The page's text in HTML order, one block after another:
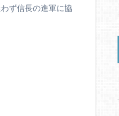
ず信長の進軍に協